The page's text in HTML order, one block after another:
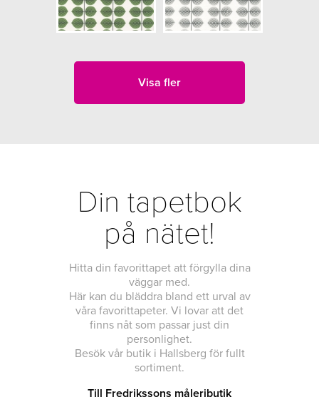
Visa fler
Din tapetbok
på nätet!
Hitta din favorittapet att förgylla dina
väggar med.
Här kan du bläddra bland ett urval av
våra favorittapeter. Vi lovar att det
finns nåt som passar just din
personlighet.
Besök vår butik i Hallsberg för fullt
sortiment.
Till Fredrikssons måleributik